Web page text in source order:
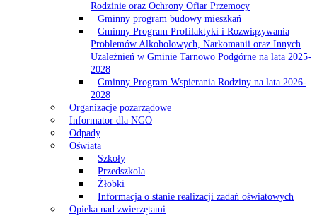
Rodzinie oraz Ochrony Ofiar Przemocy
Gminny program budowy mieszkań
Gminny Program Profilaktyki i Rozwiązywania
Problemów Alkoholowych, Narkomanii oraz Innych
Uzależnień w Gminie Tarnowo Podgórne na lata 2025-
2028
Gminny Program Wspierania Rodziny na lata 2026-
2028
Organizacje pozarządowe
Informator dla NGO
Odpady
Oświata
Szkoły
Przedszkola
Żłobki
Informacja o stanie realizacji zadań oświatowych
Opieka nad zwierzętami